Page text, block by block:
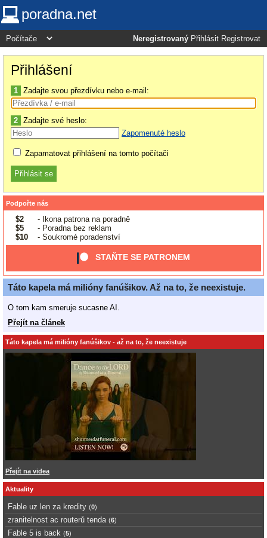
poradna.net
Neregistrovaný Přihlásit Registrovat
Přihlášení
1 Zadajte svou přezdívku nebo e-mail:
2 Zadajte své heslo:
Zapomenuté heslo
Zapamatovat přihlášení na tomto počítači
Podpořte nás
$2
- Ikona patrona na poradně
$5
- Poradna bez reklam
$10
- Soukromé poradenství
STAŇTE SE PATRONEM
Táto kapela má milióny fanúšikov. Až na to, že neexistuje.
O tom kam smeruje sucasne AI.
Přejít na článek
Táto kapela má milióny fanúšikov - až na to, že neexistuje
Přejít na videa
Aktuality
Fable uz len za kredity (0)
zranitelnost ac routerů tenda (6)
Fable 5 is back (5)